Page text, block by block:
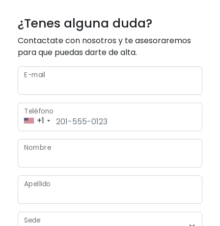
¿Tenes alguna duda?
Contactate con nosotros y te asesoraremos
para que puedas darte de alta.
E-mail
+1
Teléfono
Nombre
Apellido
Sede